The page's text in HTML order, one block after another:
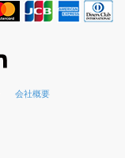
会社概要